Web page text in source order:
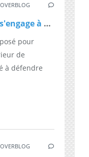
Roch-Olivier Maistre s'engage à "défendre et préserver" l'indépendance du CSA
pour
de
à défendre